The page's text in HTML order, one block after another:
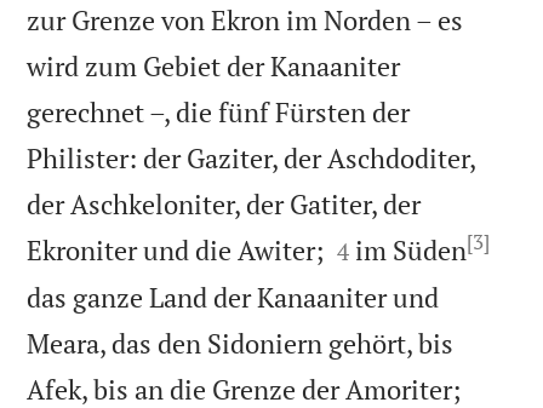
zur Grenze von Ekron im Norden – es
wird zum Gebiet der Kanaaniter
gerechnet –, die fünf Fürsten der
Philister: der Gaziter, der Aschdoditer,
der Aschkeloniter, der Gatiter, der
Ekroniter und die Awiter; 

4 im Süden[3]
das ganze Land der Kanaaniter und
Meara, das den Sidoniern gehört, bis
Afek, bis an die Grenze der Amoriter;